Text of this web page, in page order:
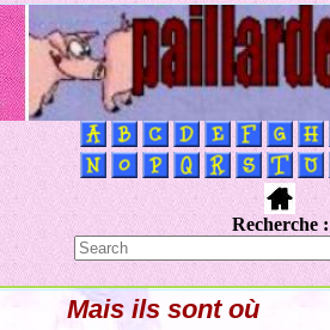
Recherche :
Mais ils sont où